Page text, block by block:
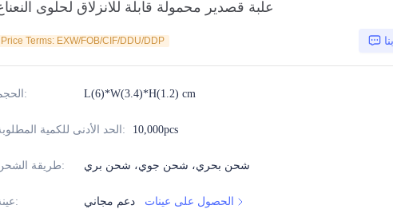
علبة قصدير محمولة قابلة للانزلاق لحلوى
Price Terms: EXW/FOB/CIF/DDU/DDP
: L(6)*W(3.4)*H(1.2) cm
الحد الأدنى للكمية : 10,000pcs
طريقة: شحن بحري، شحن جوي، شحن بري
: دعم مجاني الحصول على عينات